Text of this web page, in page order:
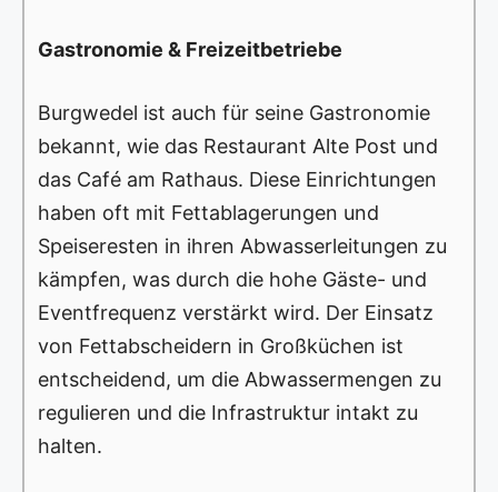
Gastronomie & Freizeitbetriebe
Burgwedel ist auch für seine Gastronomie
bekannt, wie das Restaurant Alte Post und
das Café am Rathaus. Diese Einrichtungen
haben oft mit Fettablagerungen und
Speiseresten in ihren Abwasserleitungen zu
kämpfen, was durch die hohe Gäste- und
Eventfrequenz verstärkt wird. Der Einsatz
von Fettabscheidern in Großküchen ist
entscheidend, um die Abwassermengen zu
regulieren und die Infrastruktur intakt zu
halten.